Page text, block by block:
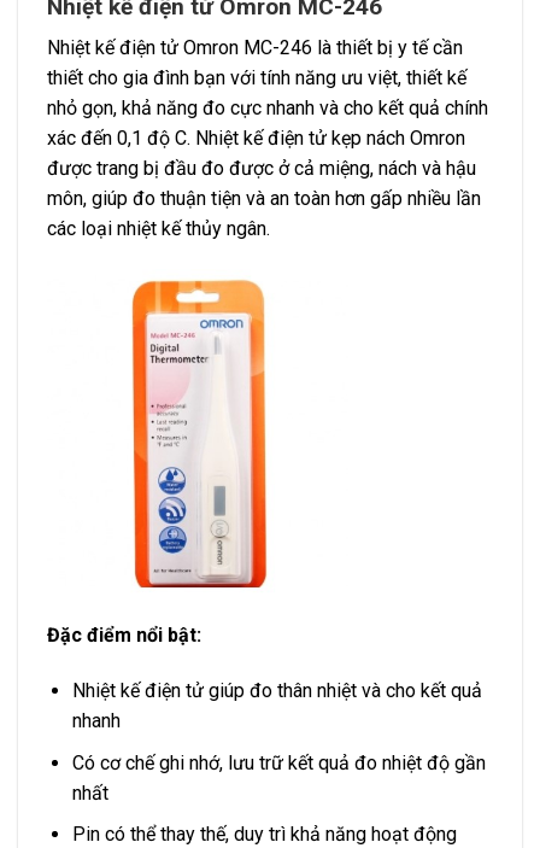
Nhiệt kế điện tử Omron MC-246
Nhiệt kế điện tử Omron MC-246 là thiết bị y tế cần
thiết cho gia đình bạn với tính năng ưu việt, thiết kế
nhỏ gọn, khả năng đo cực nhanh và cho kết quả chính
xác đến 0,1 độ C. Nhiệt kế điện tử kẹp nách Omron
được trang bị đầu đo được ở cả miệng, nách và hậu
môn, giúp đo thuận tiện và an toàn hơn gấp nhiều lần
các loại nhiệt kế thủy ngân.
Đặc điểm nổi bật:
Nhiệt kế điện tử giúp đo thân nhiệt và cho kết quả
nhanh
Có cơ chế ghi nhớ, lưu trữ kết quả đo nhiệt độ gần
nhất
Pin có thể thay thế, duy trì khả năng hoạt động